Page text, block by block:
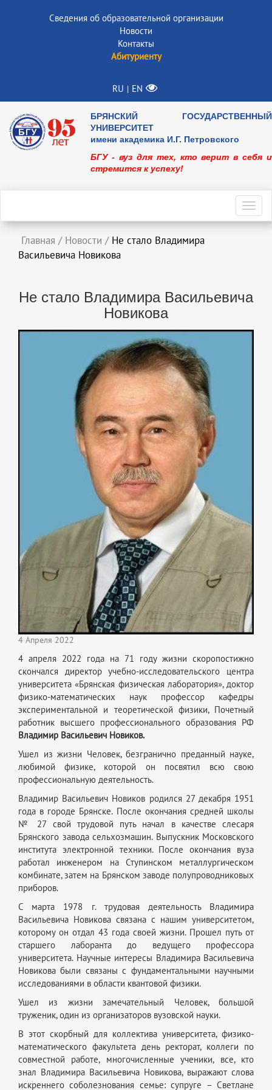
Сведения об образовательной организации
Новости
Контакты
Абитуриенту
RU | EN
БРЯНСКИЙ ГОСУДАРСТВЕННЫЙ
УНИВЕРСИТЕТ
имени академика И.Г. Петровского
БГУ - вуз для тех, кто верит в себя и
стремится к успеху!
Главная / Новости / Не стало Владимира
Васильевича Новикова
Не стало Владимира Васильевича
Новикова
4 Апреля 2022
4 апреля 2022 года на 71 году жизни скоропостижно
скончался директор учебно-исследовательского центра
университета «Брянская физическая лаборатория», доктор
физико-математических наук профессор кафедры
экспериментальной и теоретической физики, Почетный
работник высшего профессионального образования РФ
Владимир Васильевич Новиков.
Ушел из жизни Человек, безгранично преданный науке,
любимой физике, которой он посвятил всю свою
профессиональную деятельность.
Владимир Васильевич Новиков родился 27 декабря 1951
года в городе Брянске. После окончания средней школы
№ 27 свой трудовой путь начал в качестве слесаря
Брянского завода сельхозмашин. Выпускник Московского
института электронной техники. После окончания вуза
работал инженером на Ступинском металлургическом
комбинате, затем на Брянском заводе полупроводниковых
приборов.
С марта 1978 г. трудовая деятельность Владимира
Васильевича Новикова связана с нашим университетом,
которому он отдал 43 года своей жизни. Прошел путь от
старшего лаборанта до ведущего профессора
университета. Научные интересы Владимира Васильевича
Новикова были связаны с фундаментальными научными
исследованиями в области квантовой физики.
Ушел из жизни замечательный Человек, большой
труженик, один из организаторов вузовской науки.
В этот скорбный для коллектива университета, физико-
математического факультета день ректорат, коллеги по
совместной работе, многочисленные ученики, все, кто
знал Владимира Васильевича Новикова, выражают слова
искреннего соболезнования семье: супруге – Светлане